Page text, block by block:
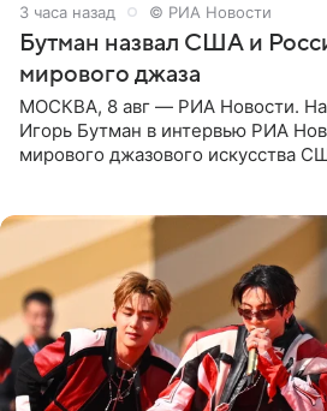
3 часа назад © РИА Новости
Бутман назвал США и
мирового джаза
МОСКВА, 8 авг — РИА Новости.
Игорь Бутман в интервью РИА
мирового джазового искусства